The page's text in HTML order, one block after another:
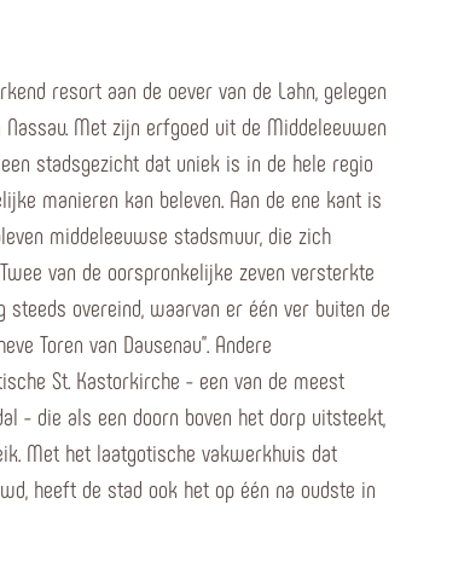
resort aan de oever van de Lahn, gelegen
Met zijn erfgoed uit de Middeleeuwen
stadsgezicht dat uniek is in de hele regio
manieren kan beleven. Aan de ene kant is
middeleeuwse stadsmuur, die zich
van de oorspronkelijke zeven versterkte
steeds overeind, waarvan er één ver buiten de
Toren van Dausenau". Andere
St. Kastorkirche - een van de meest
- die als een doorn boven het dorp uitsteekt,
Met het laatgotische vakwerkhuis dat
heeft de stad ook het op één na oudste in